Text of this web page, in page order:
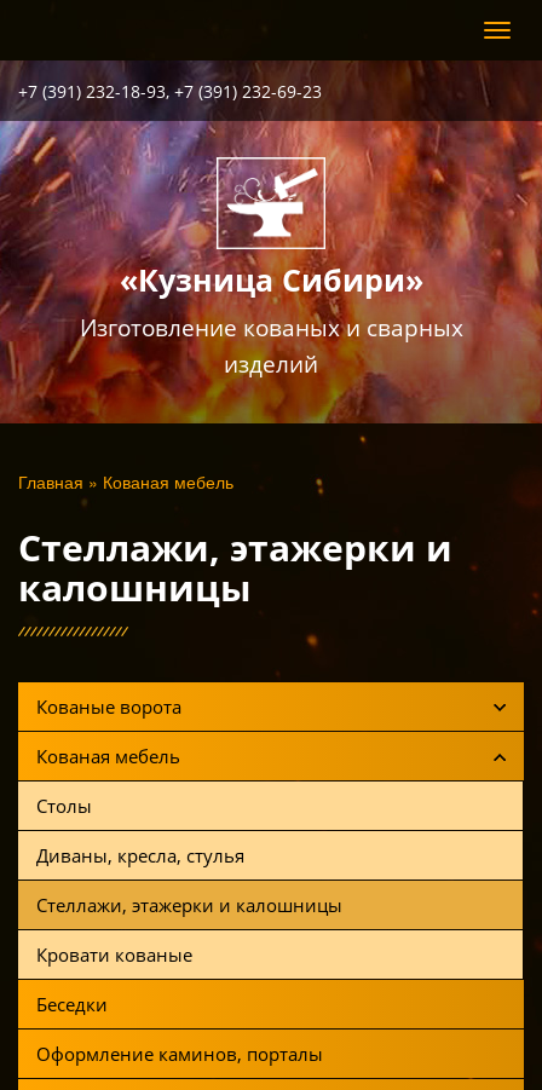
основному
содержанию
+7 (391) 232-18-93, +7 (391) 232-69-23
«Кузница Сибири»
Изготовление кованых и сварных
изделий
Вы
здесь
Главная » Кованая мебель
Стеллажи, этажерки и
калошницы
Кованые ворота
Кованая мебель
Столы
Диваны, кресла, стулья
Стеллажи, этажерки и калошницы
Кровати кованые
Беседки
Оформление каминов, порталы